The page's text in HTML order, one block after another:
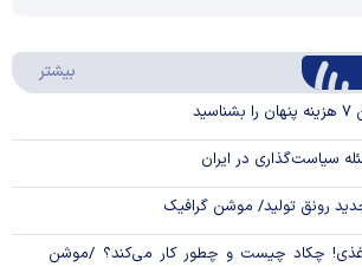
Video
بیشتر
سیاست‌گذاری در ایران
جدید رونق تولید/ موشن گرافیک
چکاد چیست و چطور کار می‌کند؟ /موشن